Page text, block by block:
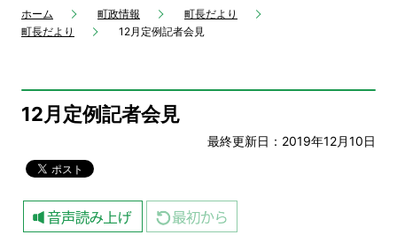
ホーム 町政情報
町長だより
町長だより
12月定例記者会見
12月定例記者会見
最終更新日：2019年12月10日